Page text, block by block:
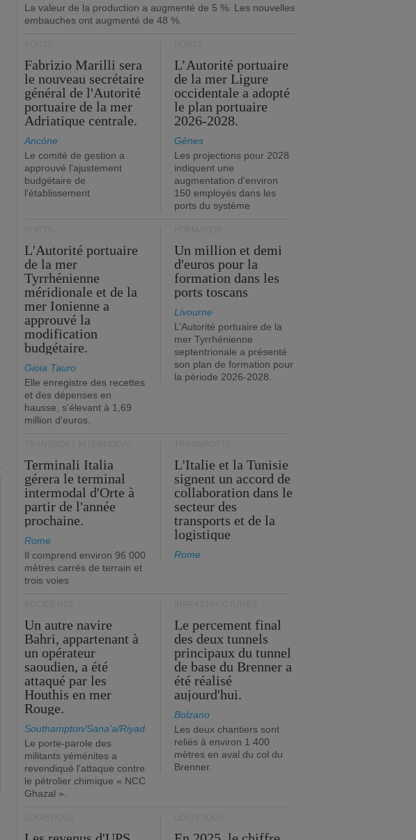
La valeur de la production a augmenté de 5 %. Les nouvelles
embauches ont augmenté de 48 %.
Fabrizio Marilli sera
le nouveau secrétaire
général de l'Autorité
portuaire de la mer
Adriatique centrale.
Ancône
Le comité de gestion a
approuvé l'ajustement
budgétaire de
l'établissement
L’Autorité portuaire
de la mer Ligure
occidentale a adopté
le plan portuaire
2026-2028.
Gênes
Les projections pour 2028
indiquent une
augmentation d'environ
150 employés dans les
ports du système
L'Autorité portuaire
de la mer
Tyrrhénienne
méridionale et de la
mer Ionienne a
approuvé la
modification
budgétaire.
Gioia Tauro
Elle enregistre des recettes
et des dépenses en
hausse, s'élevant à 1,69
million d'euros.
Un million et demi
d'euros pour la
formation dans les
ports toscans
Livourne
L’Autorité portuaire de la
mer Tyrrhénienne
septentrionale a présenté
son plan de formation pour
la période 2026-2028.
Terminali Italia
gérera le terminal
intermodal d'Orte à
partir de l'année
prochaine.
Rome
Il comprend environ 96 000
mètres carrés de terrain et
trois voies
L'Italie et la Tunisie
signent un accord de
collaboration dans le
secteur des
transports et de la
logistique
Rome
Un autre navire
Bahri, appartenant à
un opérateur
saoudien, a été
attaqué par les
Houthis en mer
Rouge.
Southampton/Sana'a/Riyad
Le porte-parole des
militants yéménites a
revendiqué l'attaque contre
le pétrolier chimique « NCC
Ghazal ».
Le percement final
des deux tunnels
principaux du tunnel
de base du Brenner a
été réalisé
aujourd'hui.
Bolzano
Les deux chantiers sont
reliés à environ 1 400
mètres en aval du col du
Brenner.